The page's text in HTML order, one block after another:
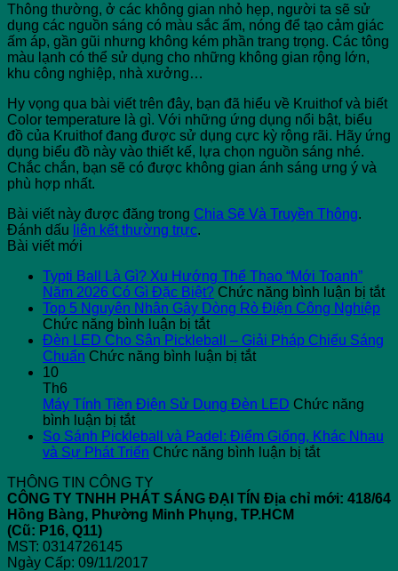
Thông thường, ở các không gian nhỏ hẹp, người ta sẽ sử
dụng các nguồn sáng có màu sắc ấm, nóng để tạo cảm giác
ấm áp, gần gũi nhưng không kém phần trang trọng. Các tông
màu lạnh có thể sử dụng cho những không gian rộng lớn,
khu công nghiệp, nhà xưởng…
Hy vọng qua bài viết trên đây, bạn đã hiểu về Kruithof và biết
Color temperature là gì. Với những ứng dụng nổi bật, biểu
đồ của Kruithof đang được sử dụng cực kỳ rộng rãi. Hãy ứng
dụng biểu đồ này vào thiết kế, lựa chọn nguồn sáng nhé.
Chắc chắn, bạn sẽ có được không gian ánh sáng ưng ý và
phù hợp nhất.
Bài viết này được đăng trong Chia Sẽ Và Truyền Thông.
Đánh dấu liên kết thường trực.
Bài viết mới
Typti Ball Là Gì? Xu Hướng Thể Thao “Mới Toanh”
Năm 2026 Có Gì Đặc Biệt? Chức năng bình luận bị tắtở
Top 5 Nguyên Nhân Gây Dòng Rò Điện Công Nghiệp
Chức năng bình luận bị tắtở
Top
5
Gây
Rò
Điện
Đèn LED Cho Sân Pickleball – Giải Pháp Chiếu Sáng
Chuẩn Chức năng bình luận bị tắtở
Cho
Pickleball
–
Chiếu
Sáng
10
Th6
Máy Tính Tiền Điện Sử Dụng Đèn LED Chức năng
bình luận bị tắtở
Máy
Tính
Điện
Sử
Dụng
So Sánh Pickleball và Padel: Điểm Giống, Khác Nhau
và Sự Phát Triển Chức năng bình luận bị tắtở
Pickleball
THÔNG TIN CÔNG TY
CÔNG TY TNHH PHÁT SÁNG ĐẠI TÍN Địa chỉ mới: 418/64
Hồng Bàng, Phường Minh Phụng, TP.HCM
(Cũ: P16, Q11)
MST: 0314726145
Ngày Cấp: 09/11/2017